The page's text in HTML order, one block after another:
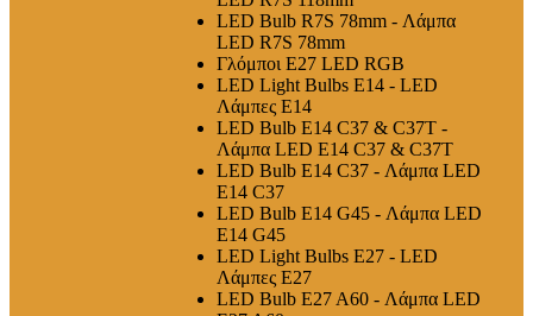
LED Bulb R7S 78mm - Λάμπα
LED R7S 78mm
Γλόμποι E27 LED RGB
LED Light Bulbs E14 - LED
Λάμπες E14
LED Bulb E14 C37 & C37T -
Λάμπα LED E14 C37 & C37T
LED Bulb E14 C37 - Λάμπα LED
E14 C37
LED Bulb E14 G45 - Λάμπα LED
E14 G45
LED Light Bulbs E27 - LED
Λάμπες E27
LED Bulb E27 A60 - Λάμπα LED